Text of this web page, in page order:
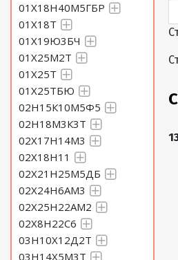
01Х18Н40М5ГБР
01Х18Т
01Х19Ю3БЧ
01Х25М2Т
01Х25Т
01Х25ТБЮ
02Н15К10М5Ф5
02Н18М3К3Т
02Х17Н14М3
02Х18Н11
02Х21Н25М5ДБ
02Х24Н6АМ3
02Х25Н22АМ2
02Х8Н22С6
03Н10Х12Д2Т
03Н14Х5М3Т